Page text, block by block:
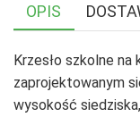
OPIS
Krzesło szkolne na
zaprojektowanym
wysokość